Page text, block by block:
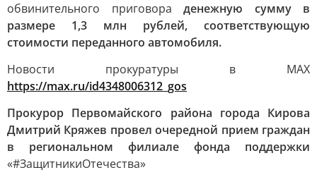
обвинительного приговора денежную сумму в
размере 1,3 млн рублей, соответствующую
стоимости переданного автомобиля.
Новости прокуратуры в МАХ
https://max.ru/id4348006312_gos
Прокурор Первомайского района города Кирова
Дмитрий Кряжев провел очередной прием граждан
в региональном филиале фонда поддержки
«#ЗащитникиОтечества»